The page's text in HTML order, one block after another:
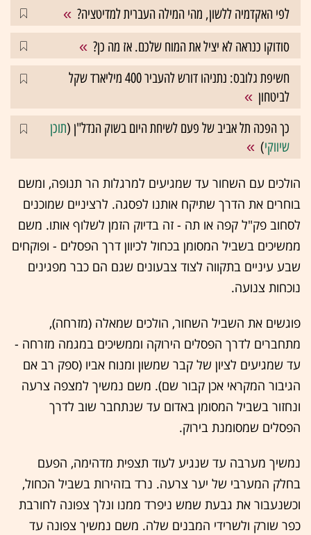
לפי האקדמיה ללשון, מהי המילה העברית למדיטציה?
סודוקו כנראה לא יציל את המוח שלכם. אז מה כן?
חשיפת גלובס: נתניהו דורש להעביר 400 מיליארד שקל
לביטחון
כך הפכה תל אביב של פעם לשיחת היום בשוק הנדל"ן (תוכן
שיווקי)
הולכים עם השחור עד שמגיעים למרגלות הר תנופה, ומשם
בוחרים את הדרך שתיקח אותנו לפסגה. לרציניים שמוכנים
לסחוב פק"ל קפה או תה - זה בדיוק הזמן לשלוף אותו. משם
ממשיכים בשביל המסומן בכחול לכיוון דרך הפסלים - ופוקחים
שבע עיניים בתקווה לצוד צבעונים שגם הם כבר מפגינים
נוכחות צנועה.
פוגשים את השביל השחור, הולכים שמאלה (מזרחה),
מתחברים לדרך הפסלים הירוקה וממשיכים במגמה מזרחה -
עד שמגיעים לציון של קבר שמשון ומנוח אביו (ספק רב אם
הגיבור המקראי אכן קבור שם). משם נמשיך למצפה צרעה
ונחזור בשביל המסומן באדום עד שנתחבר שוב לדרך
הפסלים שמסומנת בירוק.
נמשיך מערבה עד שנגיע לעוד תצפית מדהימה, הפעם
בחלק המערבי של יער צרעה. נרד בזהירות בשביל הכחול,
וכשנעבור את גבעת שמש ניפרד ממנו ונלך צפונה לחורבת
כפר שורק ולשרידי המבנים שלה. משם נמשיך צפונה עד